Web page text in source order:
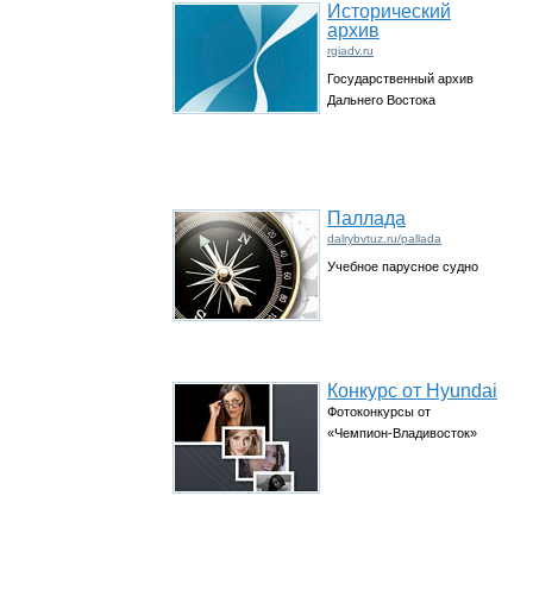
Исторический
архив
rgiadv.ru
Государственный архив
Дальнего Востока
Паллада
dalrybvtuz.ru/pallada
Учебное парусное судно
Конкурс от Hyundai
Фотоконкурсы от
«Чемпион-Владивосток»